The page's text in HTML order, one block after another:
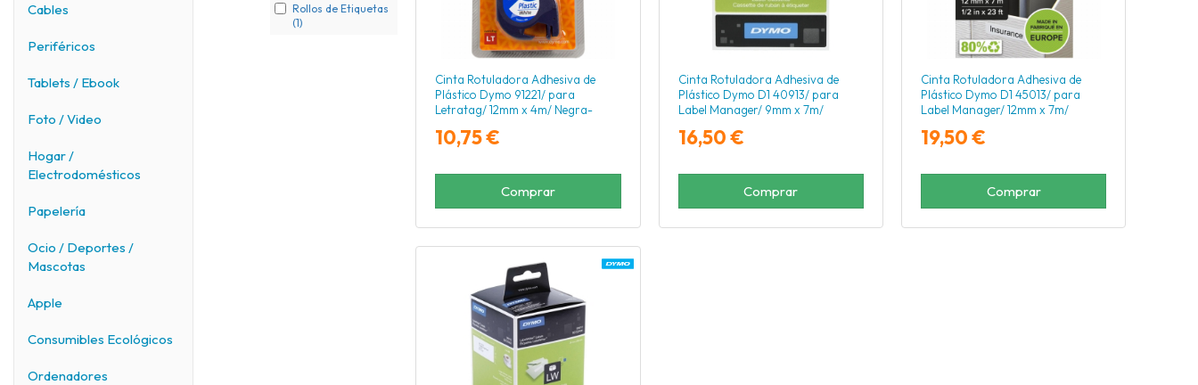
Cables
Periféricos
Tablets / Ebook
Foto / Video
Hogar /
Electrodomésticos
Papelería
Ocio / Deportes /
Mascotas
Apple
Consumibles Ecológicos
Ordenadores
Rollos de Etiquetas
(1)
Cinta Rotuladora Adhesiva de
Plástico Dymo 91221/ para
Letratag/ 12mm x 4m/ Negra-
10,75 €
Comprar
Cinta Rotuladora Adhesiva de
Plástico Dymo D1 40913/ para
Label Manager/ 9mm x 7m/
16,50 €
Comprar
Cinta Rotuladora Adhesiva de
Plástico Dymo D1 45013/ para
Label Manager/ 12mm x 7m/
19,50 €
Comprar